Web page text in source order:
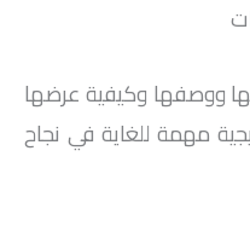
ووصفها وكيفية عرضها
مهمة للغاية في نجاح